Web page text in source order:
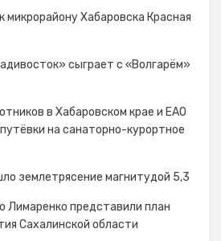
микрорайону Хабаровска Красная
сыграет с «Волгарём»
в Хабаровском крае и ЕАО
на санаторно-курортное
землетрясение магнитудой 5,3
Лимаренко представили план
Сахалинской области